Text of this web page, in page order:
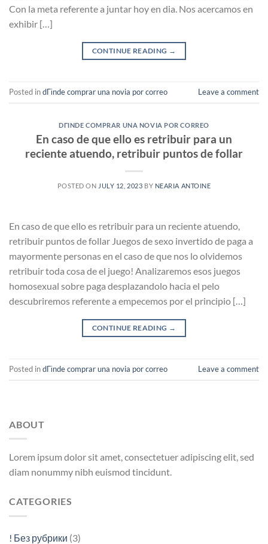
Con la meta referente a juntar hoy en dia. Nos acercamos en
exhibir […]
CONTINUE READING →
Posted indГіnde comprar una novia por correo Leave a comment
DГІNDE COMPRAR UNA NOVIA POR CORREO
En caso de que ello es retribuir para un
reciente atuendo, retribuir puntos de follar
POSTED ON JULY 12, 2023 BY NEARIA ANTOINE
En caso de que ello es retribuir para un reciente atuendo,
retribuir puntos de follar Juegos de sexo invertido de paga a
mayormente personas en el caso de que nos lo olvidemos
retribuir toda cosa de el juego! Analizaremos esos juegos
homosexual sobre paga desplazandolo hacia el pelo
descubriremos referente a empecemos por el principio […]
CONTINUE READING →
Posted indГіnde comprar una novia por correo Leave a comment
ABOUT
Lorem ipsum dolor sit amet, consectetuer adipiscing elit, sed
diam nonummy nibh euismod tincidunt.
CATEGORIES
! Без рубрики (3)